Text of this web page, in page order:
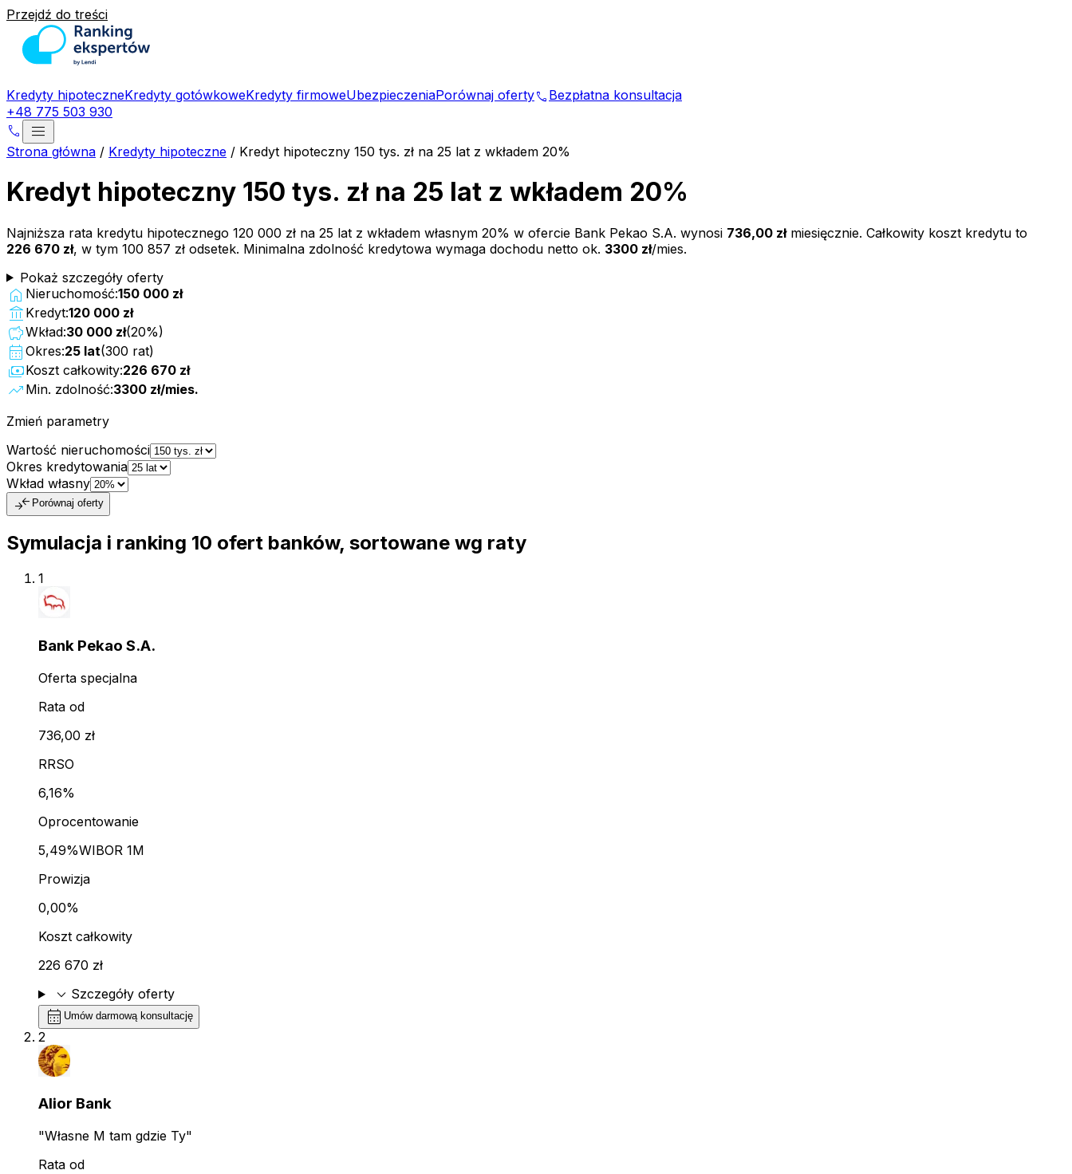
Przejdź do treści
Kredyty hipoteczneKredyty gotówkoweKredyty firmoweUbezpieczeniaPorównaj ofertyphone Bezpłatna konsultacja
+48 775 503 930
phone menu
Strona główna / Kredyty hipoteczne / Kredyt hipoteczny 150 tys. zł na 25 lat z wkładem 20%
Kredyt hipoteczny 150 tys. zł na 25 lat z wkładem 20%
Najniższa rata kredytu hipotecznego 120 000 zł na 25 lat z wkładem własnym 20% w ofercie Bank Pekao S.A. wynosi 736,00 złmiesięcznie. Całkowity koszt kredytu to
226 670 zł, w tym 100 857 zł odsetek. Minimalna zdolność kredytowa wymaga dochodu netto ok. 3300 zł/mies.
Pokaż szczegóły oferty
home Nieruchomość:150 000 zł
account_balance Kredyt:120 000 zł
savingsWkład:30 000 zł(20%)
calendar_month Okres:25 lat(300 rat)
paymentsKoszt całkowity:226 670 zł
trending_up Min. zdolność:3300 zł/mies.
Zmień parametry
Wartość nieruchomości
Okres kredytowania
Wkład własny
compare_arrows Porównaj oferty
Symulacja i ranking 10 ofert banków, sortowane wg raty
1
Bank Pekao S.A.
Oferta specjalna
Rata od
736,00 zł
RRSO
6,16%
Oprocentowanie
5,49%WIBOR 1M
Prowizja
0,00%
Koszt całkowity
226 670 zł
expand_more Szczegóły oferty
calendar_month Umów darmową konsultację
2
Alior Bank
"Własne M tam gdzie Ty"
Rata od